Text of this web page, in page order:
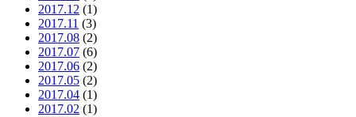
2017.12 (1)
2017.11 (3)
2017.08 (2)
2017.07 (6)
2017.06 (2)
2017.05 (2)
2017.04 (1)
2017.02 (1)